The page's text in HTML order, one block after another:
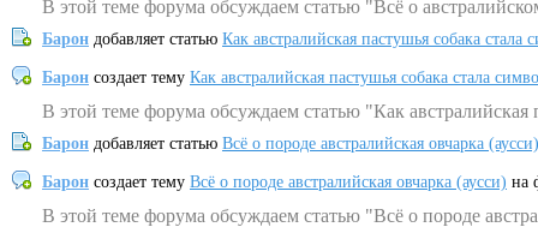
В этой теме форума обсуждаем статью "Всё о
Барон добавляет статью Как австралийская пастушья собака
Барон создает тему Как австралийская пастушья собака стала
В этой теме форума обсуждаем статью "Как
Барон добавляет статью Всё о породе австралийская овчарка (аусси)
Барон создает тему Всё о породе австралийская овчарка (аусси) на
В этой теме форума обсуждаем статью "Всё о породе